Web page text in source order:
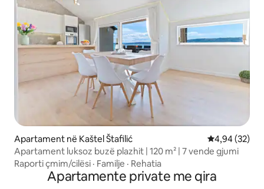
Apartament në Kaštel Štafilić Vlerësimi
4,94 (32)
Apartament luksoz buzë plazhit | 120 m² | 7 vende gjumi
Raporti çmim/cilësi · Familje · Rehatia
Apartamente private me qira